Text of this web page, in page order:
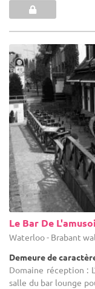
Le Bar De
Waterloo - Brabant
Demeure de
Domaine réception :
salle du bar lounge